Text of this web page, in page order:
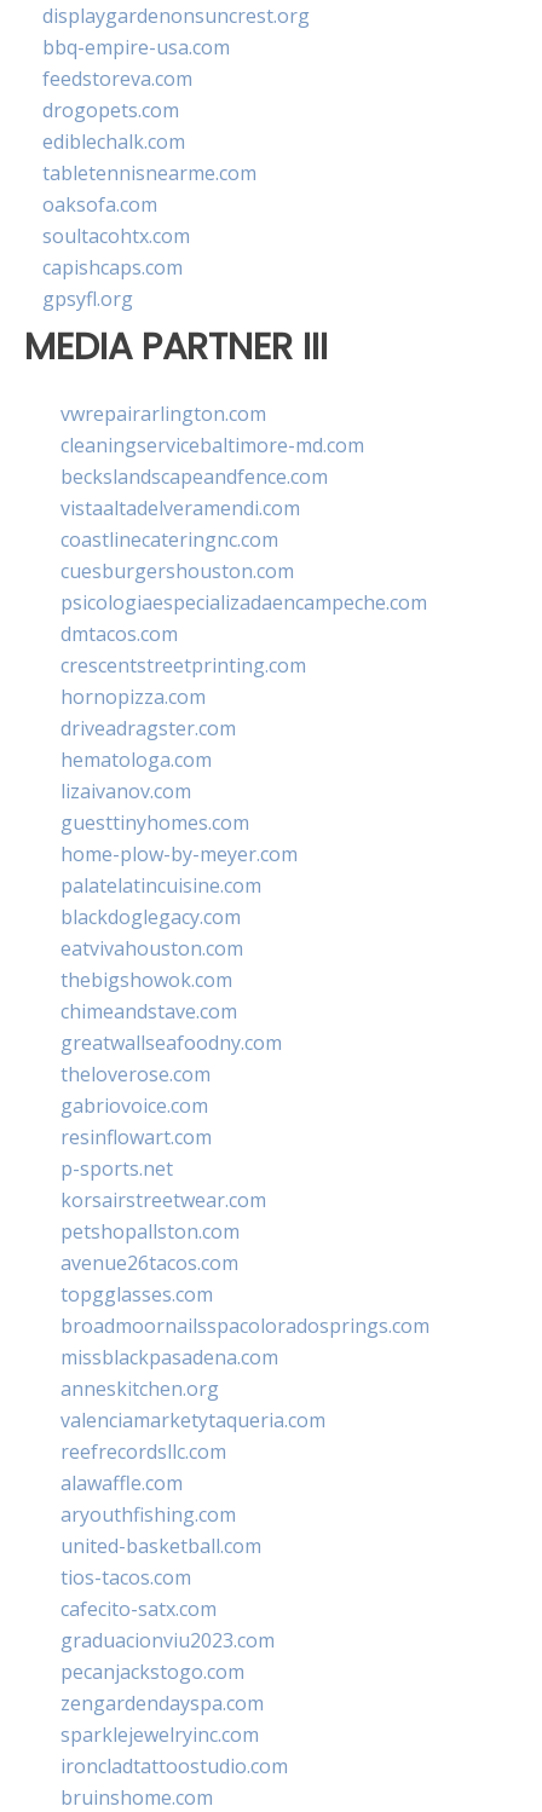
displaygardenonsuncrest.org
bbq-empire-usa.com
feedstoreva.com
drogopets.com
ediblechalk.com
tabletennisnearme.com
oaksofa.com
soultacohtx.com
capishcaps.com
gpsyfl.org
MEDIA PARTNER III
vwrepairarlington.com
cleaningservicebaltimore-md.com
beckslandscapeandfence.com
vistaaltadelveramendi.com
coastlinecateringnc.com
cuesburgershouston.com
psicologiaespecializadaencampeche.com
dmtacos.com
crescentstreetprinting.com
hornopizza.com
driveadragster.com
hematologa.com
lizaivanov.com
guesttinyhomes.com
home-plow-by-meyer.com
palatelatincuisine.com
blackdoglegacy.com
eatvivahouston.com
thebigshowok.com
chimeandstave.com
greatwallseafoodny.com
theloverose.com
gabriovoice.com
resinflowart.com
p-sports.net
korsairstreetwear.com
petshopallston.com
avenue26tacos.com
topgglasses.com
broadmoornailsspacoloradosprings.com
missblackpasadena.com
anneskitchen.org
valenciamarketytaqueria.com
reefrecordsllc.com
alawaffle.com
aryouthfishing.com
united-basketball.com
tios-tacos.com
cafecito-satx.com
graduacionviu2023.com
pecanjackstogo.com
zengardendayspa.com
sparklejewelryinc.com
ironcladtattoostudio.com
bruinshome.com